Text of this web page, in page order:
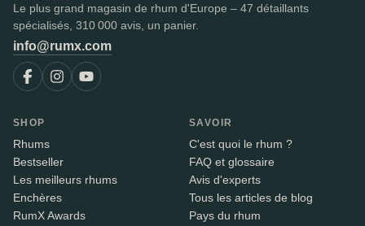
Le plus grand magasin de rhum d'Europe – 47 détaillants
spécialisés, 310 000 avis, un panier.
info@rumx.com
SHOP
Rhums
Bestseller
Les meilleurs rhums
Enchères
RumX Awards
SAVOIR
C'est quoi le rhum ?
FAQ et glossaire
Avis d'experts
Tous les articles de blog
Pays du rhum